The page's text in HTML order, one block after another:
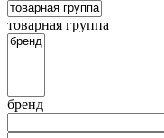
товарная группа
бренд